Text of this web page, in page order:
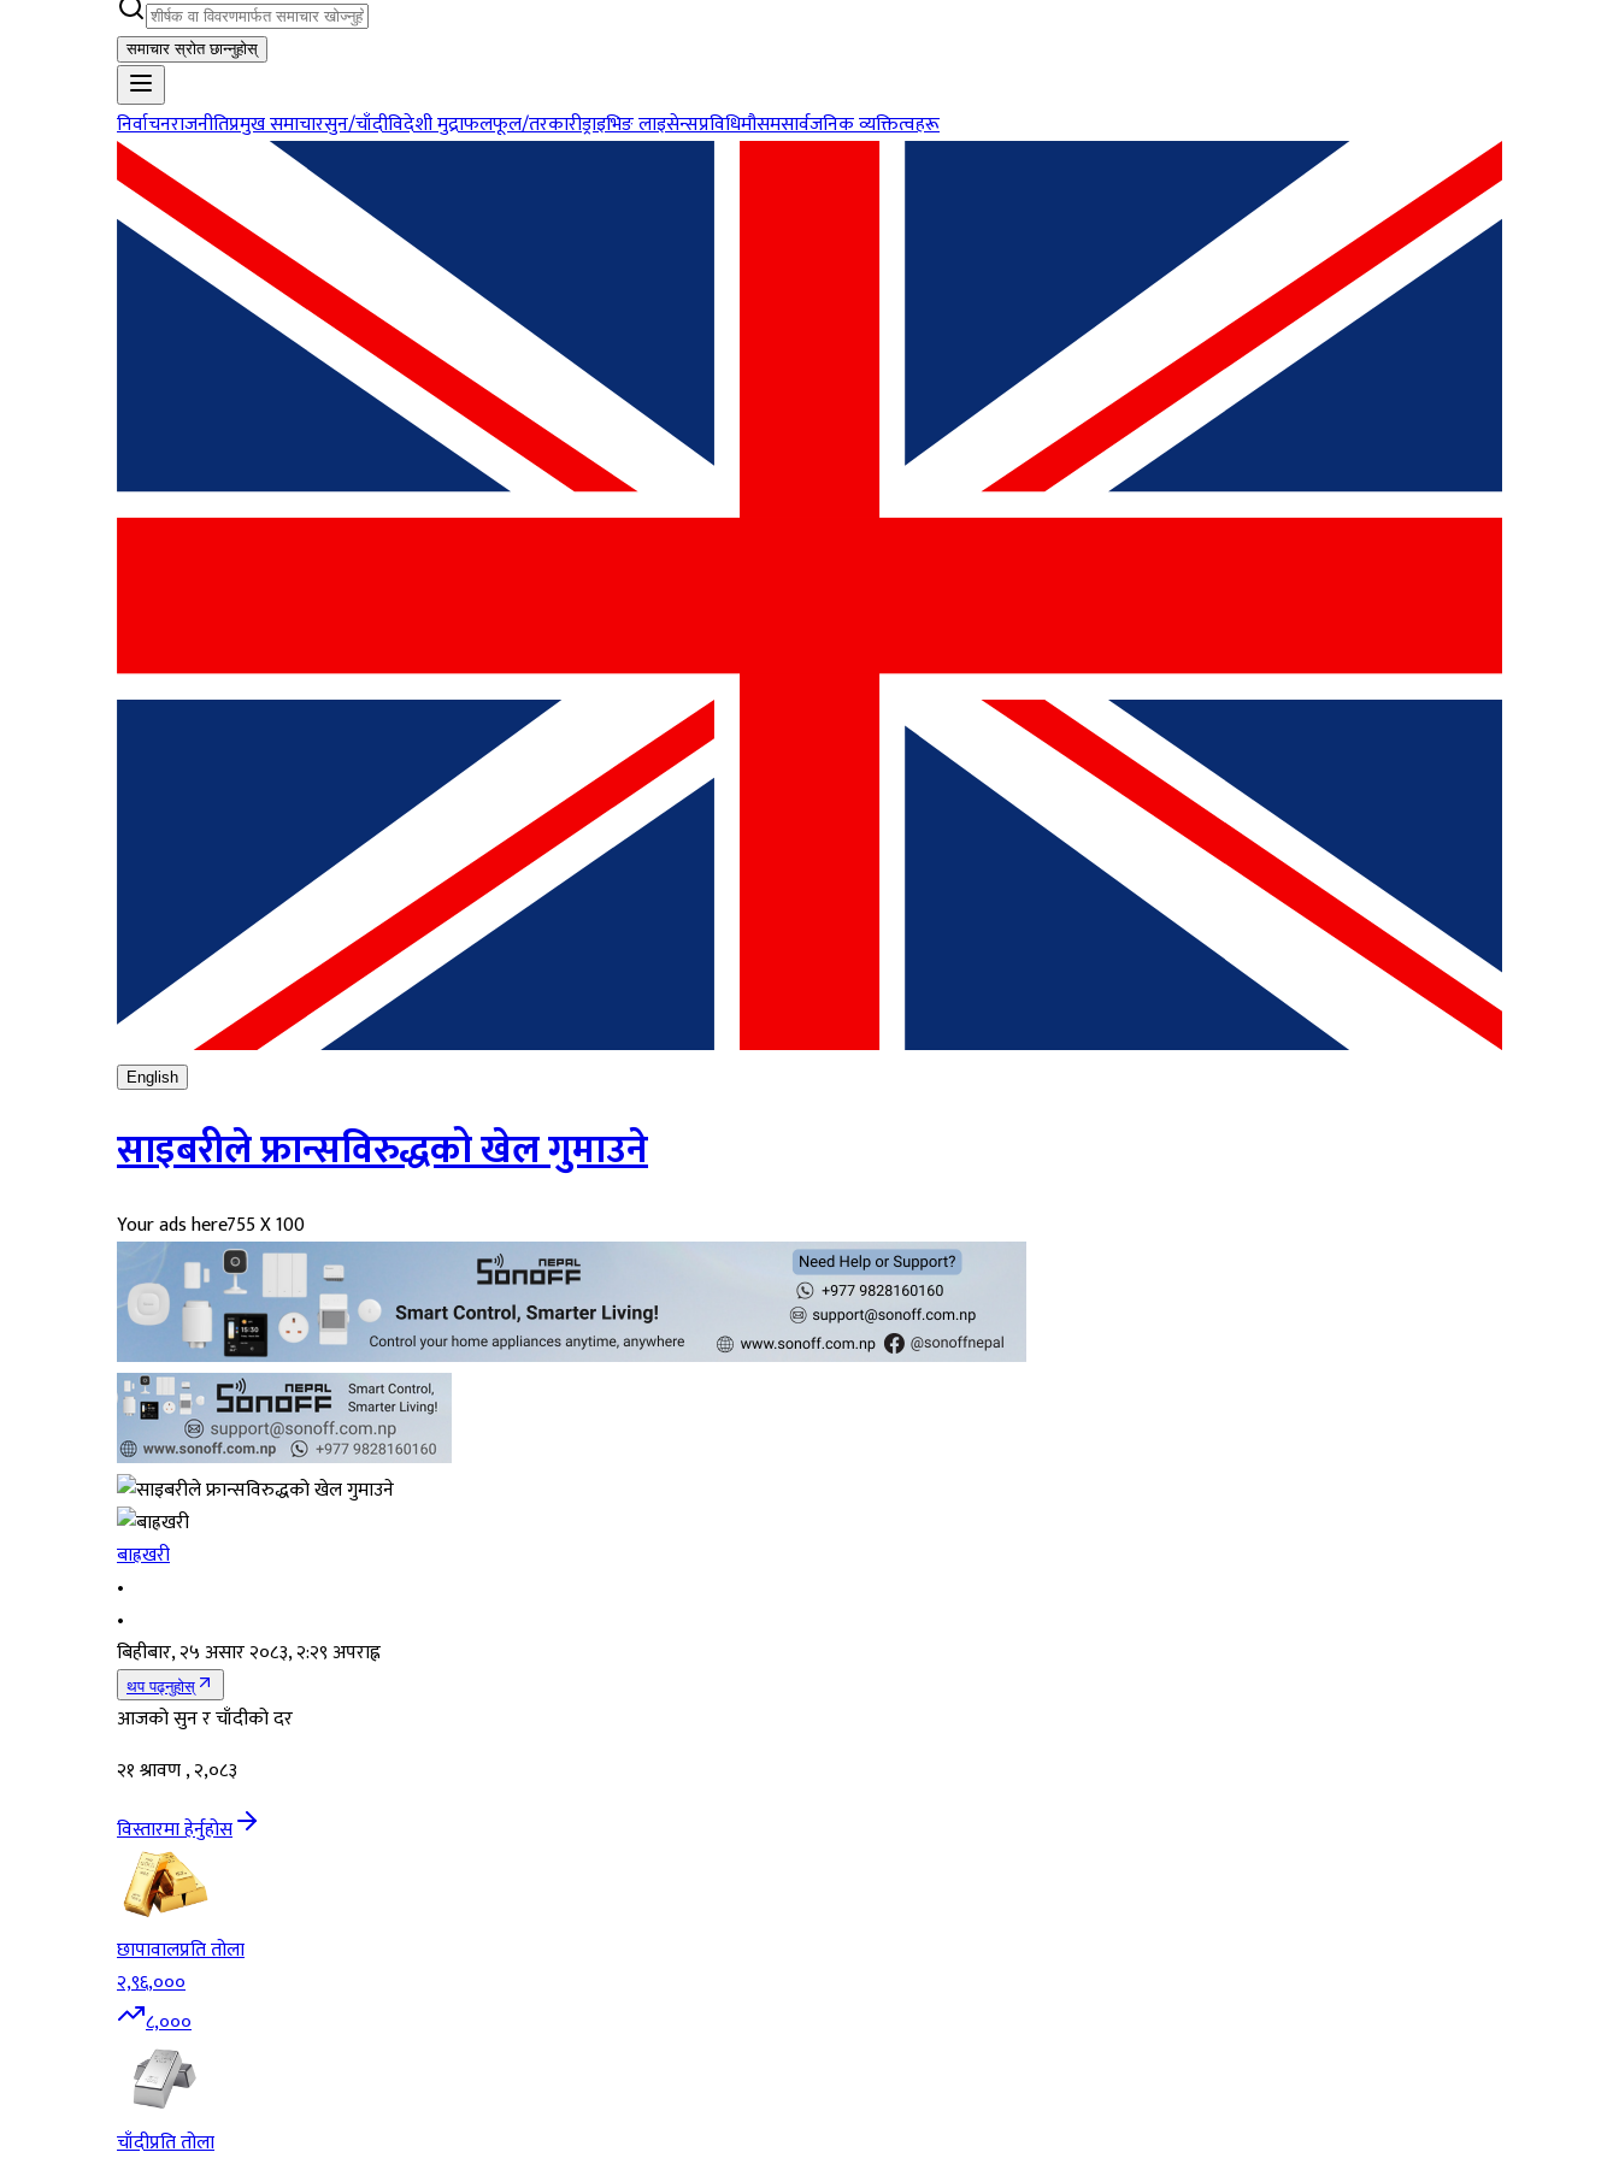
समाचार स्रोत छान्नुहोस्
निर्वाचनराजनीतिप्रमुख समाचारसुन/चाँदीविदेशी मुद्राफलफूल/तरकारीड्राइभिङ लाइसेन्सप्रविधिमौसमसार्वजनिक व्यक्तित्वहरू
English
साइबरीले फ्रान्सविरुद्धको खेल गुमाउने
Your ads here755 X 100
बाह्रखरी
•
•
बिहीबार, २५ असार २०८३, २:२९ अपराह्न
थप पढ्नुहोस्
आजको सुन र चाँदीको दर
२१ श्रावण , २,०८३
विस्तारमा हेर्नुहोस
छापावालप्रति तोला
२,९६,०००
८,०००
चाँदीप्रति तोला